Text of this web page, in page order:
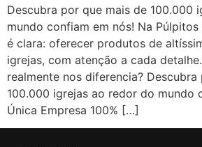
Descubra por que mais de 100.000
mundo confiam em nós! Na Púlpitos
é clara: oferecer produtos de
igrejas, com atenção a cada
realmente nos diferencia?
100.000 igrejas ao redor do mundo
Única Empresa 100% […]